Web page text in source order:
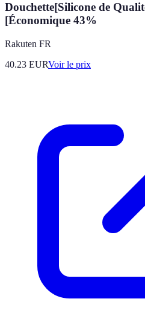
Douchette[Silicone de
[Économique 43%
Rakuten FR
40.23 EURVoir le prix